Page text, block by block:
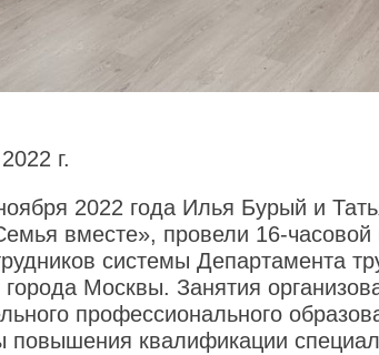
г.
2022 года Илья Бурый и
вместе», провели 16-
системы Департамента
города Москвы. Занятия
профессионального
повышения квалификации